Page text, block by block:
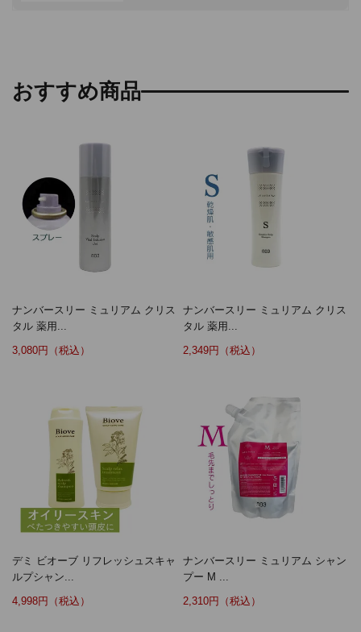
おすすめ商品
ナンバースリー ミュリアム クリス
タル 薬用...
3,080円（税込）
ナンバースリー ミュリアム クリス
タル 薬用...
2,349円（税込）
デミ ビオーブ リフレッシュスキャ
ルプシャン...
4,998円（税込）
ナンバースリー ミュリアム シャン
プー M ...
2,310円（税込）